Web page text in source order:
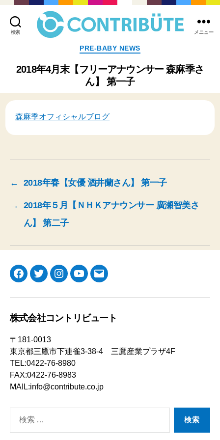
検索
式
社
コ
ン
ト
ビ
(
)
メニュー
カ
テ
ゴ
リ
ー
PRE-BABY NEWS
2018年4月末【フリーアナウンサー 森麻季さ
ん】 第一子
森麻季オフィシャルブログ
← 2018年春【女優 酒井蘭さん】 第一子
→
2018年５月【ＮＨＫアナウンサー 廣瀬智美さ
ん】 第二子
Facebook
TwitterInstagramYouTube
メ
株式会社コントリビュート
〒181-0013
東京都三鷹市下連雀3-38-4 三鷹産業プラザ4F
TEL:0422-76-8980
FAX:0422-76-8983
MAIL:info@contribute.co.jp
索